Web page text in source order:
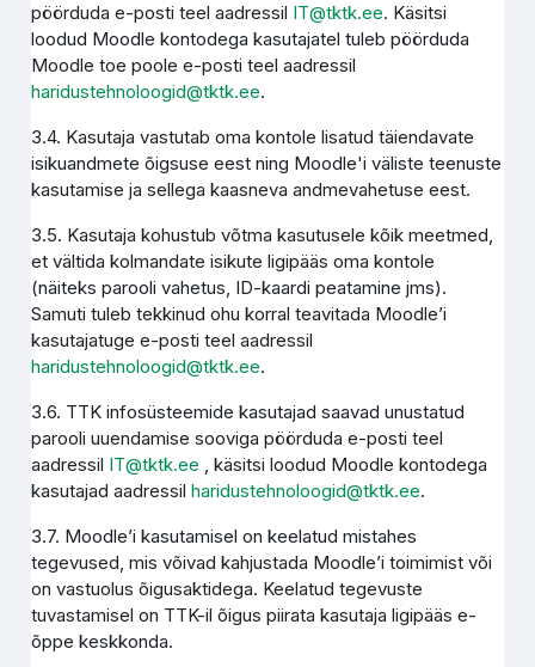
pöörduda e-posti teel aadressil IT@tktk.ee. Käsitsi
loodud Moodle kontodega kasutajatel tuleb pöörduda
Moodle toe poole e-posti teel aadressil
haridustehnoloogid@tktk.ee.
3.4. Kasutaja vastutab oma kontole lisatud täiendavate
isikuandmete õigsuse eest ning Moodle'i väliste teenuste
kasutamise ja sellega kaasneva andmevahetuse eest.
3.5. Kasutaja kohustub võtma kasutusele kõik meetmed,
et vältida kolmandate isikute ligipääs oma kontole
(näiteks parooli vahetus, ID-kaardi peatamine jms).
Samuti tuleb tekkinud ohu korral teavitada Moodle’i
kasutajatuge e-posti teel aadressil
haridustehnoloogid@tktk.ee.
3.6. TTK infosüsteemide kasutajad saavad unustatud
parooli uuendamise sooviga pöörduda e-posti teel
aadressil IT@tktk.ee , käsitsi loodud Moodle kontodega
kasutajad aadressilharidustehnoloogid@tktk.ee.
3.7. Moodle’i kasutamisel on keelatud mistahes
tegevused, mis võivad kahjustada Moodle’i toimimist või
on vastuolus õigusaktidega. Keelatud tegevuste
tuvastamisel on TTK-il õigus piirata kasutaja ligipääs e-
õppe keskkonda.